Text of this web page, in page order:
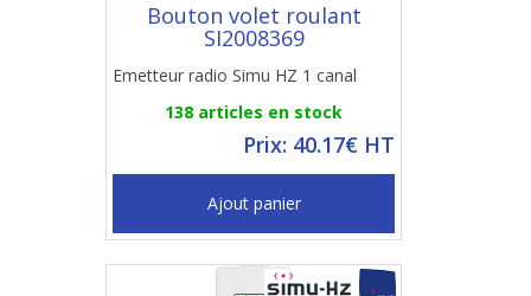
Bouton volet roulant
SI2008369
Emetteur radio Simu HZ 1 canal
138 articles en stock
Prix: 40.17€ HT
Ajout panier